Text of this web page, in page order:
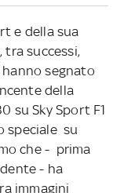
e della sua
tra successi,
segnato
della
su Sky Sport F1
speciale su
che - prima
- ha
immagini